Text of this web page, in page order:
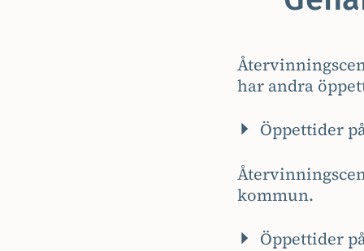
har andra
Öppettider
kommun.
Öppettider